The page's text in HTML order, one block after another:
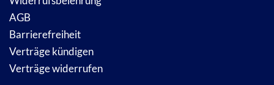
AGB
Barrierefreiheit
Verträge kündigen
Verträge widerrufen